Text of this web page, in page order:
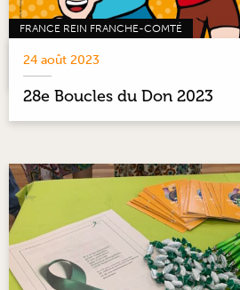
FRANCE REIN FRANCHE-COMTÉ
24 août 2023
28e Boucles du Don 2023